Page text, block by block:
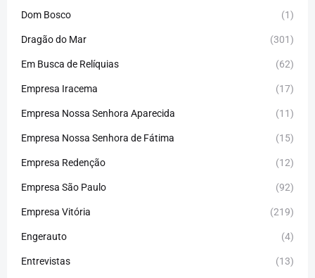
Dom Bosco (1)
Dragão do Mar (301)
Em Busca de Relíquias (62)
Empresa Iracema (17)
Empresa Nossa Senhora Aparecida (11)
Empresa Nossa Senhora de Fátima (15)
Empresa Redenção (12)
Empresa São Paulo (92)
Empresa Vitória (219)
Engerauto (4)
Entrevistas (13)